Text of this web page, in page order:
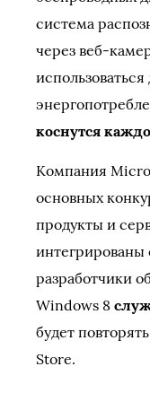
система
через веб-
коснутся
Компания
основных
продукты и
интегрированы
разработчики
Windows 8
будет
Store.